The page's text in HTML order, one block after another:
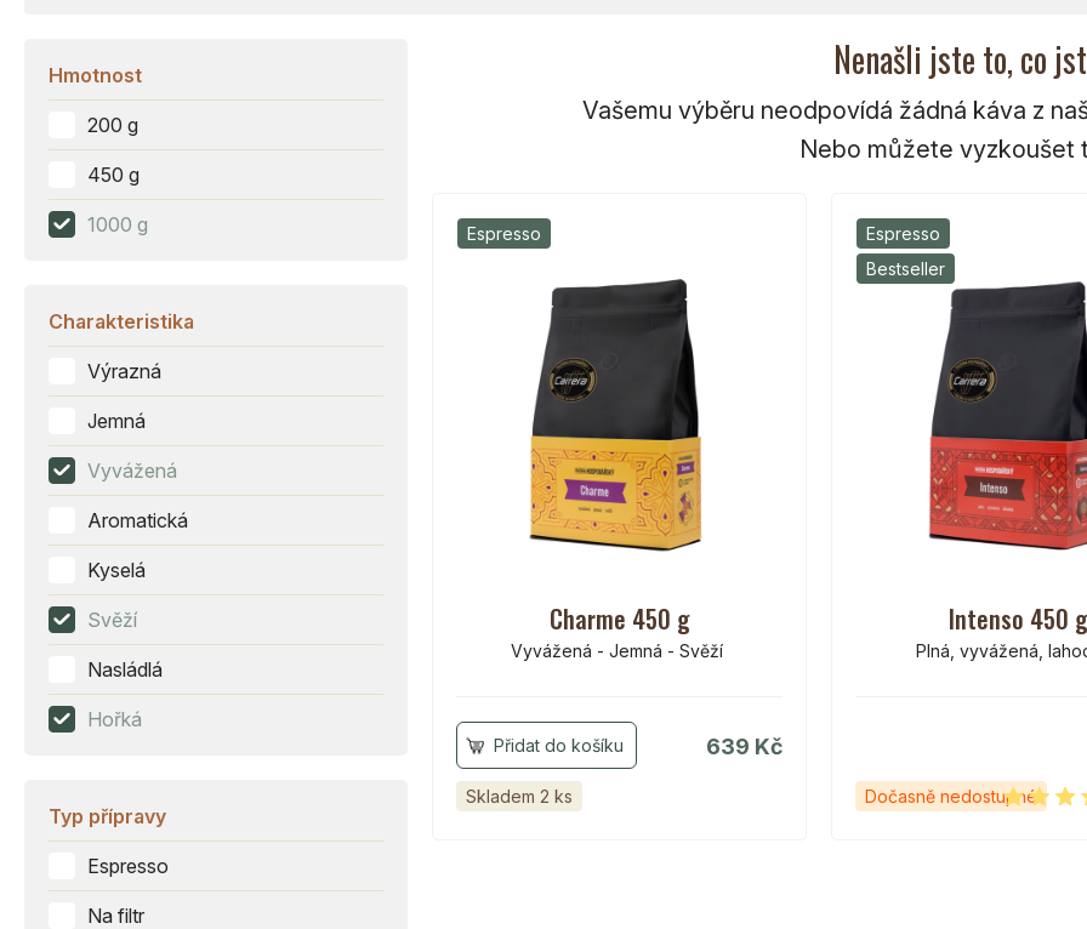
Hmotnost
200 g
450 g
1000 g
Charakteristika
Výrazná
Jemná
Vyvážená
Aromatická
Kyselá
Svěží
Nasládlá
Hořká
Typ přípravy
Espresso
Na filtr
Nenašli jste to, co
Vašemu výběru neodpovídá žádná káva z
Nebo můžete vyzkoušet
Espresso
Charme 450 g
Vyvážená - Jemná - Svěží
639 Kč
Skladem 2 ks
Espresso
Bestseller
Intenso 450
Plná, vyvážená,
Dočasně nedostupné